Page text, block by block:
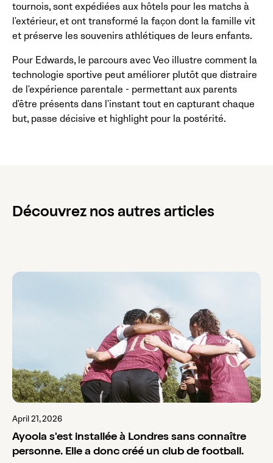
tournois, sont expédiées aux hôtels pour les matchs à
l'extérieur, et ont transformé la façon dont la famille vit
et préserve les souvenirs athlétiques de leurs enfants.
Pour Edwards, le parcours avec Veo illustre comment la
technologie sportive peut améliorer plutôt que distraire
de l'expérience parentale - permettant aux parents
d'être présents dans l'instant tout en capturant chaque
but, passe décisive et highlight pour la postérité.
Découvrez nos autres articles
April 21, 2026
Ayoola s'est installée à Londres sans connaître
personne. Elle a donc créé un club de football.